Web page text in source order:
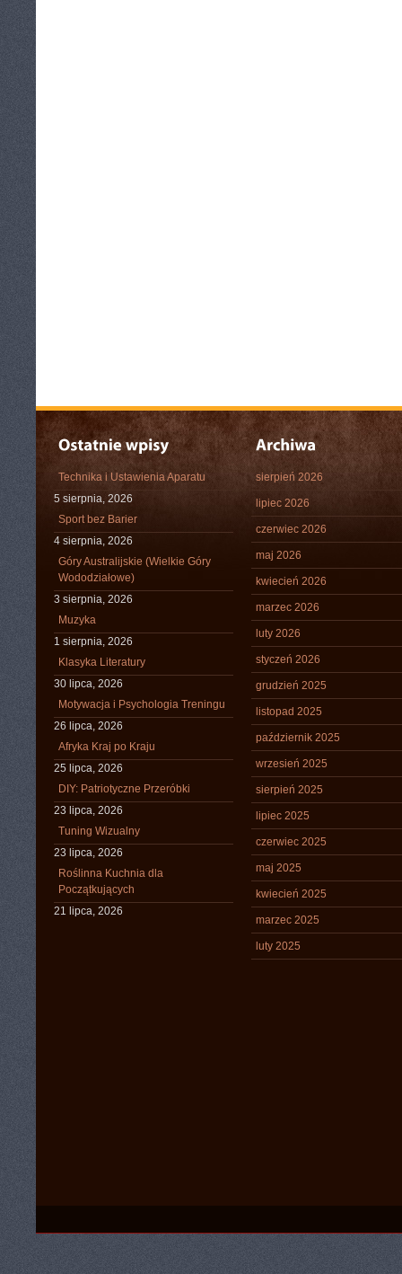
Technika i Ustawienia Aparatu
5 sierpnia, 2026
Sport bez Barier
4 sierpnia, 2026
Góry Australijskie (Wielkie Góry
Wododziałowe)
3 sierpnia, 2026
Muzyka
1 sierpnia, 2026
Klasyka Literatury
30 lipca, 2026
Motywacja i Psychologia Treningu
26 lipca, 2026
Afryka Kraj po Kraju
25 lipca, 2026
DIY: Patriotyczne Przeróbki
23 lipca, 2026
Tuning Wizualny
23 lipca, 2026
Roślinna Kuchnia dla
Początkujących
21 lipca, 2026
sierpień 2026
lipiec 2026
czerwiec 2026
maj 2026
kwiecień 2026
marzec 2026
luty 2026
styczeń 2026
grudzień 2025
listopad 2025
październik 2025
wrzesień 2025
sierpień 2025
lipiec 2025
czerwiec 2025
maj 2025
kwiecień 2025
marzec 2025
luty 2025